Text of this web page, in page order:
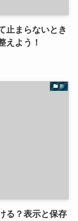
止まらないとき
えよう！
酢
る？表示と保存